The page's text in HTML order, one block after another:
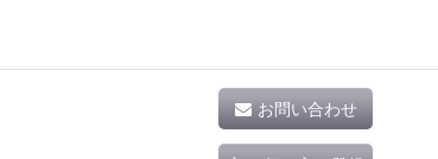
お問い合わせ